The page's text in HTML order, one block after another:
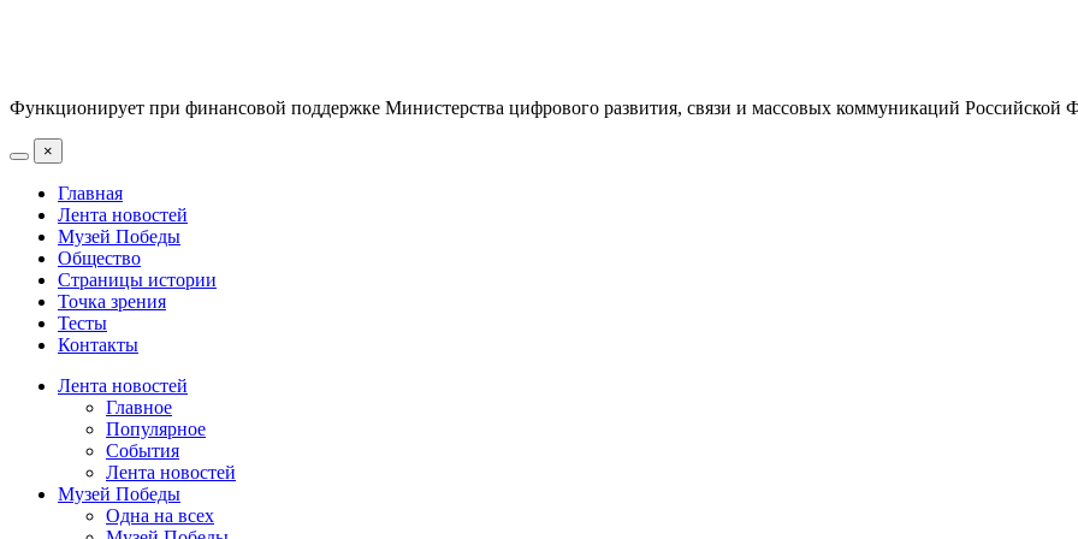
Функционирует при финансовой поддержке Министерства цифрового развития, связи и массовых коммуникаций Российской
×
Главная
Лента новостей
Музей Победы
Общество
Страницы истории
Точка зрения
Тесты
Контакты
Лента новостей
Главное
Популярное
События
Лента новостей
Музей Победы
Одна на всех